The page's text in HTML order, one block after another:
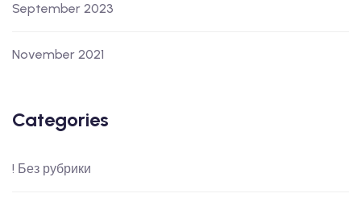
September 2023
November 2021
Categories
! Без рубрики